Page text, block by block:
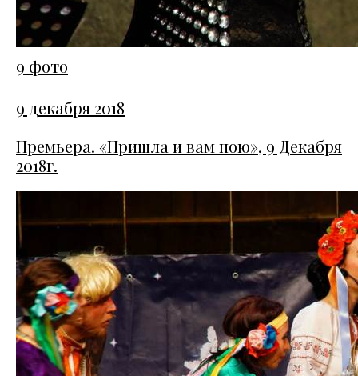
9 фото
9 декабря 2018
Премьера. «Пришла и вам пою», 9 Декабря
2018г.